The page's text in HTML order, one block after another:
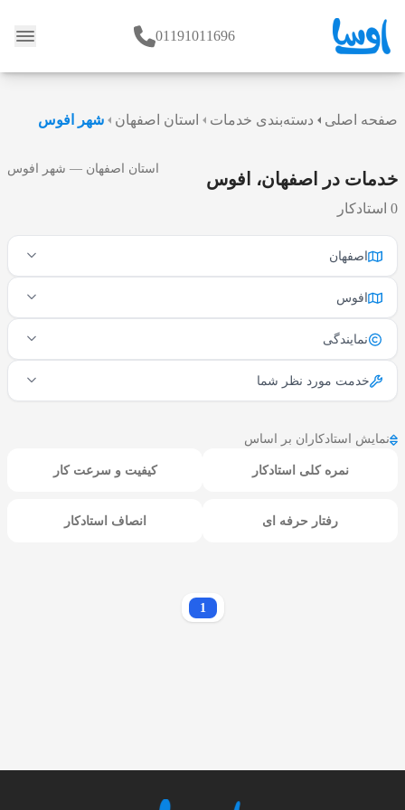
وبلاگ 01191011696
صفحه اصلی دسته‌بندی خدمات استان اصفهان شهر افوس
خدمات در اصفهان، افوس
0 استادکار
استان اصفهان — شهر افوس
اصفهان
افوس
نمایندگی
خدمت مورد نظر شما
نمایش استادکاران بر اساس
نمره کلی استادکار کیفیت و سرعت کار
رفتار حرفه ای انصاف استادکار
1